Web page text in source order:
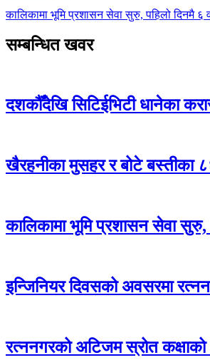
कालिकामा भूमि प्रशासन सेवा सुरु, पहिलो दिनमै ६
सम्बन्धित खवर
दशकौँदेखि सिटिईभिटी धानेका
खैरहनीका मुसहर र बोटे बस्तीका
कालिकामा भूमि प्रशासन सेवा सुरु,
इन्जिनियर दिवसको अवसरमा
रत्ननगरको अटिजम स्रोत कक्षाको